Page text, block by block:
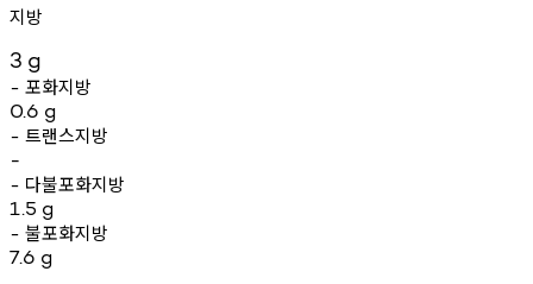
지방
3 g
- 포화지방
0.6 g
- 트랜스지방
-
- 다불포화지방
1.5 g
- 불포화지방
7.6 g